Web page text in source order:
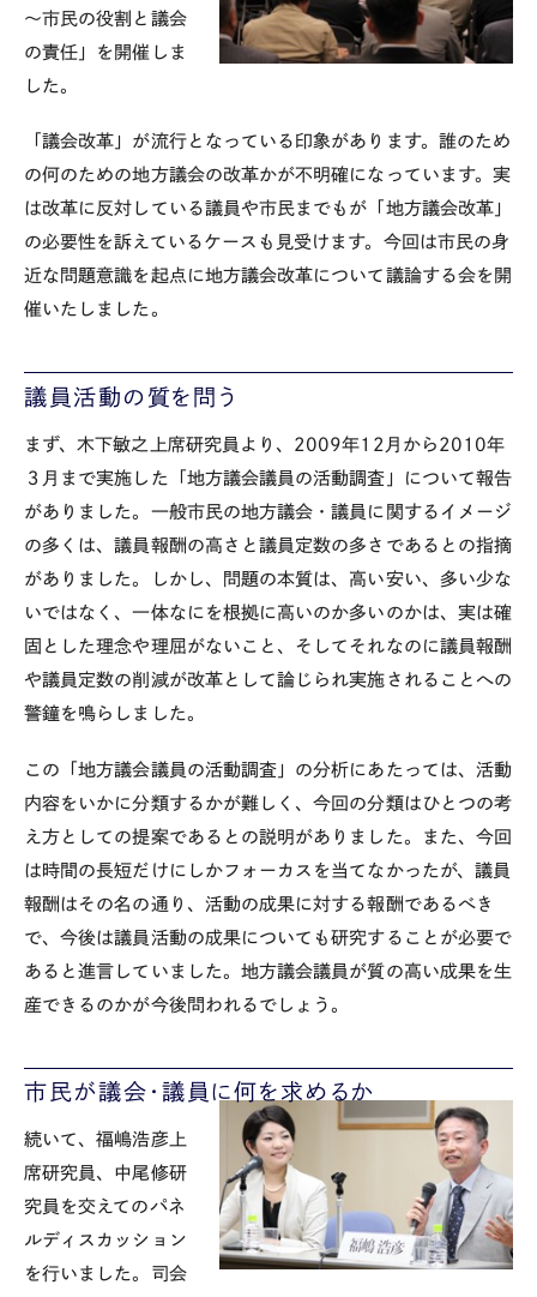
～市民の役割と議会
の責任」を開催しま
した。
「議会改革」が流行となっている印象があります。誰のため
の何のための地方議会の改革かが不明確になっています。実
は改革に反対している議員や市民までもが「地方議会改革」
の必要性を訴えているケースも見受けます。今回は市民の身
近な問題意識を起点に地方議会改革について議論する会を開
催いたしました。
議員活動の質を問う
まず、木下敏之上席研究員より、2009年12月から2010年
３月まで実施した「地方議会議員の活動調査」について報告
がありました。一般市民の地方議会・議員に関するイメージ
の多くは、議員報酬の高さと議員定数の多さであるとの指摘
がありました。しかし、問題の本質は、高い安い、多い少な
いではなく、一体なにを根拠に高いのか多いのかは、実は確
固とした理念や理屈がないこと、そしてそれなのに議員報酬
や議員定数の削減が改革として論じられ実施されることへの
警鐘を鳴らしました。
この「地方議会議員の活動調査」の分析にあたっては、活動
内容をいかに分類するかが難しく、今回の分類はひとつの考
え方としての提案であるとの説明がありました。また、今回
は時間の長短だけにしかフォーカスを当てなかったが、議員
報酬はその名の通り、活動の成果に対する報酬であるべき
で、今後は議員活動の成果についても研究することが必要で
あると進言していました。地方議会議員が質の高い成果を生
産できるのかが今後問われるでしょう。
市民が議会・議員に何を求めるか
続いて、福嶋浩彦上
席研究員、中尾修研
究員を交えてのパネ
ルディスカッション
を行いました。司会